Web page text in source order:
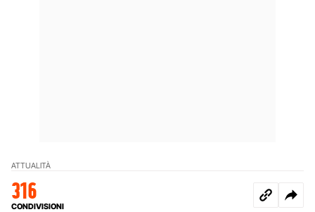
ATTUALITÀ
316
CONDIVISIONI